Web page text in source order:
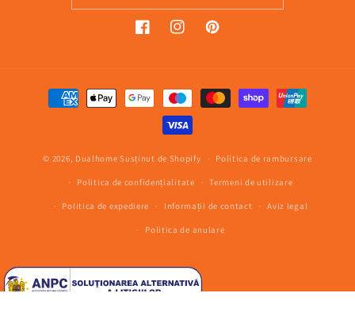
FacebookInstagramPinterest
Metode
© 2026, Dualhome Susținut de Shopify Politica de rambursare
Politica de confidențialitate Termeni de utilizare
Politica de expediere Informații de contact Aviz legal
Politica de anulare